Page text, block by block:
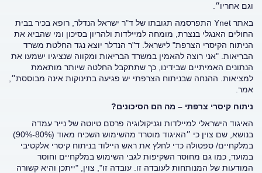
וגם אחריו״.
באתר Ynet התפרסמה תגובתו של ד"ר ישראל הנדלר, רופא בכיר בבית
החולים האנגלי בנצרת, מומחה למיילדות ולהריון בסיכון ומי שהביא את
הניתוח הקיסרי הצרפת" לישראל. ד"ר הנדלר יוצא נגד החלטת משרד
הבריאות. "אני רוצה להאמין במשרד הבריאות ומקווה שנציגיו ישמעו את
הנתונים האמיתיים שבידינו, כך שתתקבל החלטה שיותר מותאמת
למציאות. ההנחה שבניתוח הצרפתי יש פגיעה בתינוקות אינה מבוססת״,
אמר.
ניתוח קיסרי צרפתי – מה הם הסיכונים?
האיגוד הישראלי למיילדות וגניקולוגיה פרסם טיוטה של נייר עמדה
בנושא, שם צוין כי ״האיגוד מוטרד מהשימוש השכיח מאוד (80%-90%)
במלקחיים/ ספטולה כדי לחלץ את ראש היילוד בניתוח קיסרי אלקטיבי
במועד, כמו גם מחוסר השקיפות לגבי השימוש במלקחיים וחוסר
המודעות של המנותחות לעובדה זו. עובדה זו", צוין, "ייתכן והיא קשורה